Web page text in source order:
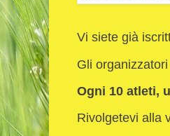
Vi siete già
Gli
Ogni 10 atleti,
Rivolgetevi alla